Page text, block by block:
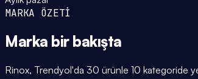
MARKA ÖZETİ
Marka bir bakışta
Rinox, Trendyol'da 30 ürünle 10 kategoride